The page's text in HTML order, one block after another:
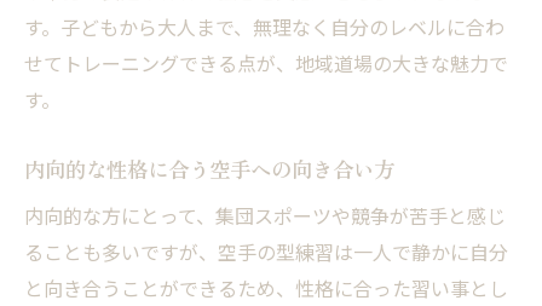
す。子どもから大人まで、無理なく自分のレベルに合わ
せてトレーニングできる点が、地域道場の大きな魅力で
す。
内向的な性格に合う空手への向き合い方
内向的な方にとって、集団スポーツや競争が苦手と感じ
ることも多いですが、空手の型練習は一人で静かに自分
と向き合うことができるため、性格に合った習い事とし